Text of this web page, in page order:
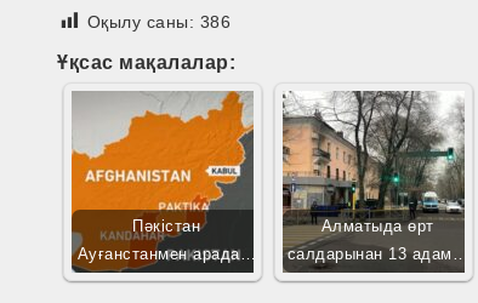
Оқылу саны: 386
Ұқсас мақалалар:
Пәкістан
Ауғанстанмен арада…
Алматыда өрт
салдарынан 13 адам…